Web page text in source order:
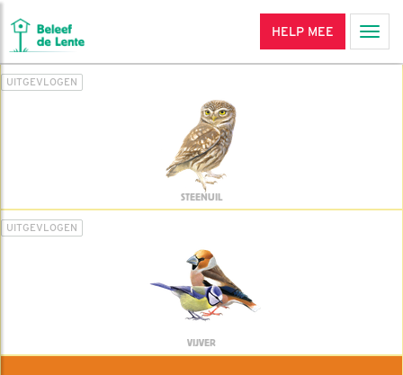
HELP MEE
UITGEVLOGEN
STEENUIL
UITGEVLOGEN
VIJVER